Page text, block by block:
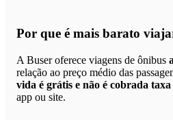
Por que é mais barato
A Buser oferece viagens de ônibus
relação ao preço médio das
vida é grátis e não é cobrada
app ou site.